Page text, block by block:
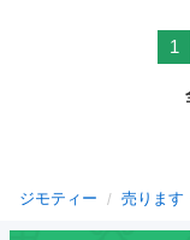
1
ジモティー 売ります